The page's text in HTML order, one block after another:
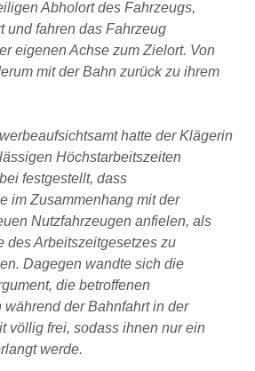
Abholort des Fahrzeugs,
und fahren das Fahrzeug
eigenen Achse zum Zielort. Von
mit der Bahn zurück zu ihrem
hatte der Klägerin
Höchstarbeitszeiten
festgestellt, dass
im Zusammenhang mit der
Nutzfahrzeugen anfielen, als
des Arbeitszeitgesetzes zu
Dagegen wandte sich die
die betroffenen
der Bahnfahrt in der
völlig frei, sodass ihnen nur ein
werde.